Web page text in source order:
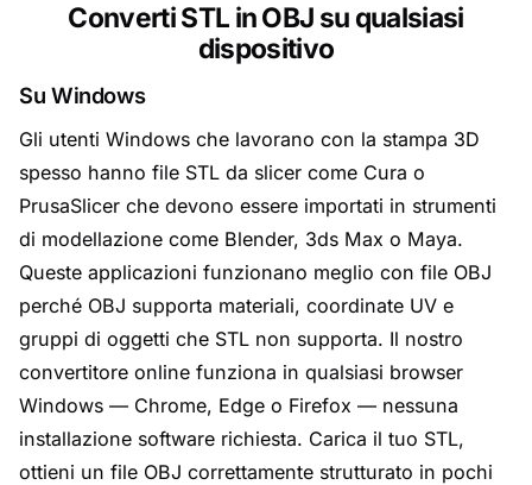
Converti STL in OBJ su qualsiasi
dispositivo
Su Windows
Gli utenti Windows che lavorano con la stampa 3D
spesso hanno file STL da slicer come Cura o
PrusaSlicer che devono essere importati in strumenti
di modellazione come Blender, 3ds Max o Maya.
Queste applicazioni funzionano meglio con file OBJ
perché OBJ supporta materiali, coordinate UV e
gruppi di oggetti che STL non supporta. Il nostro
convertitore online funziona in qualsiasi browser
Windows — Chrome, Edge o Firefox — nessuna
installazione software richiesta. Carica il tuo STL,
ottieni un file OBJ correttamente strutturato in pochi